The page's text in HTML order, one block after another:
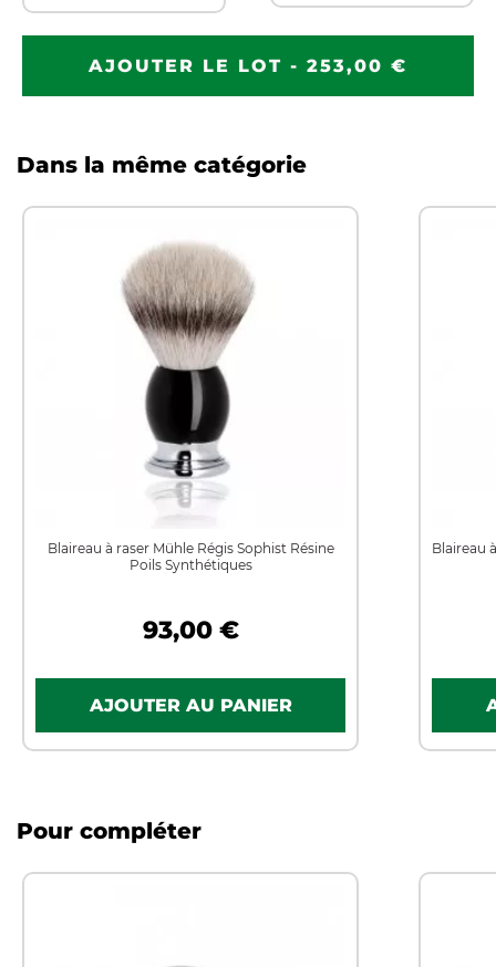
AJOUTER LE LOT - 253,00 €
Dans la même catégorie
Blaireau à raser Mühle Régis Sophist Résine
Poils Synthétiques
93,00 €
Blaireau
Pour compléter